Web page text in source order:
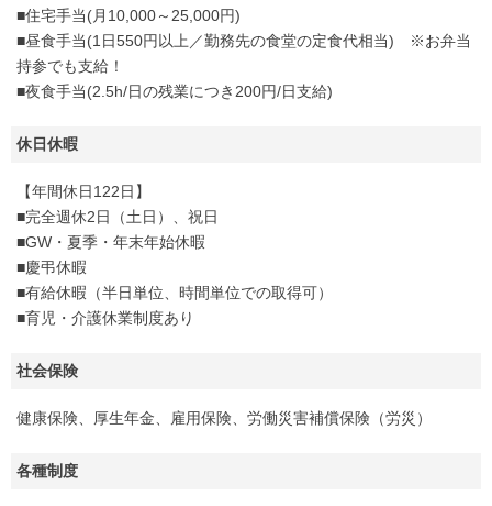
■住宅手当(月10,000～25,000円)
■昼食手当(1日550円以上／勤務先の食堂の定食代相当) ※お弁当
持参でも支給！
■夜食手当(2.5h/日の残業につき200円/日支給)
休日休暇
【年間休日122日】
■完全週休2日（土日）、祝日
■GW・夏季・年末年始休暇
■慶弔休暇
■有給休暇（半日単位、時間単位での取得可）
■育児・介護休業制度あり
社会保険
健康保険、厚生年金、雇用保険、労働災害補償保険（労災）
各種制度